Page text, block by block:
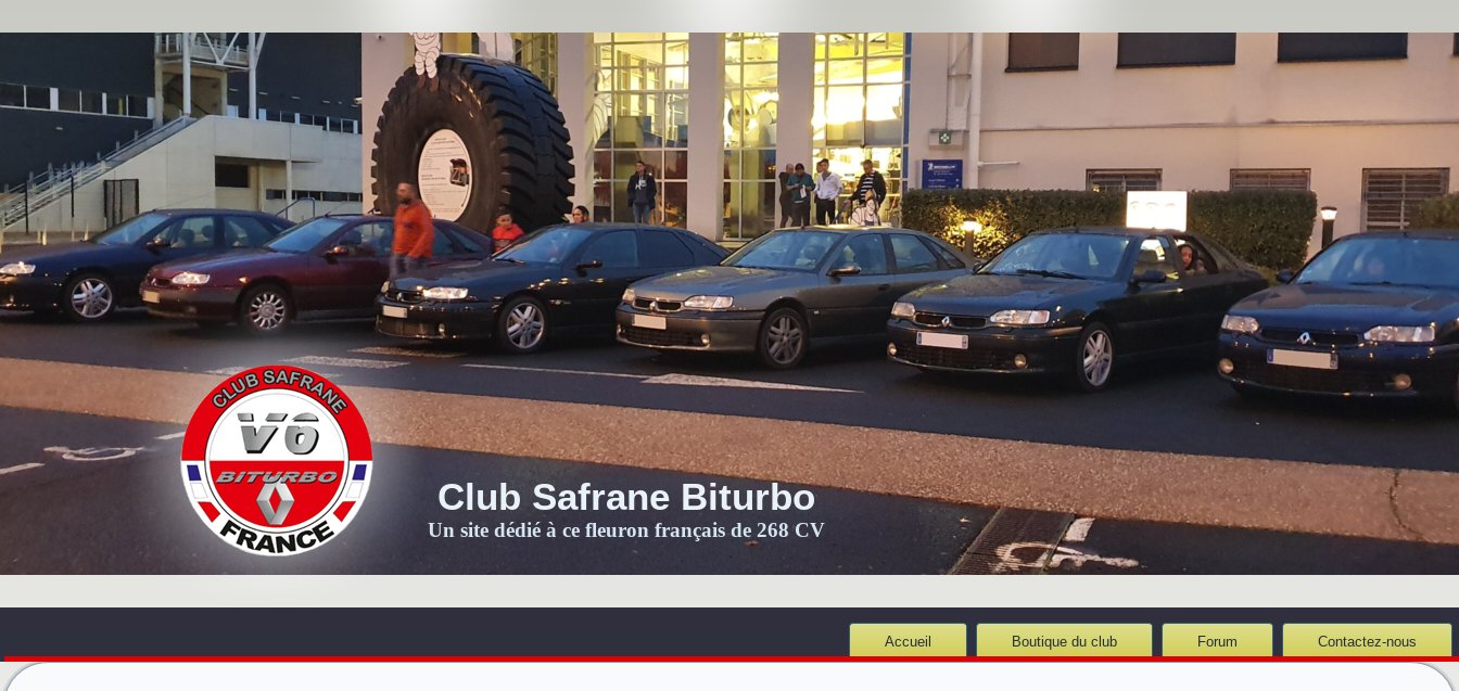
Club Safrane Biturbo
Un site dédié à ce fleuron français de 268 CV
Accueil Boutique du club Forum Contactez-nous